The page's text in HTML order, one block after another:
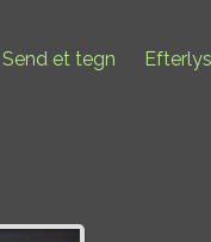
Send et tegn